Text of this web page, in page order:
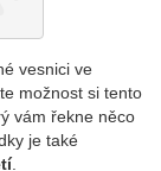
vesnici ve
možnost si tento
vám řekne něco
je také
.